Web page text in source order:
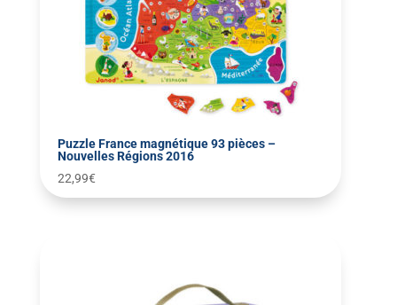
Puzzle France magnétique 93 pièces –
Nouvelles Régions 2016
22,99€